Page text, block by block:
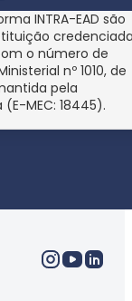
INTRA-EAD são
o número de
nº 1010, de
pela
MEC: 18445).